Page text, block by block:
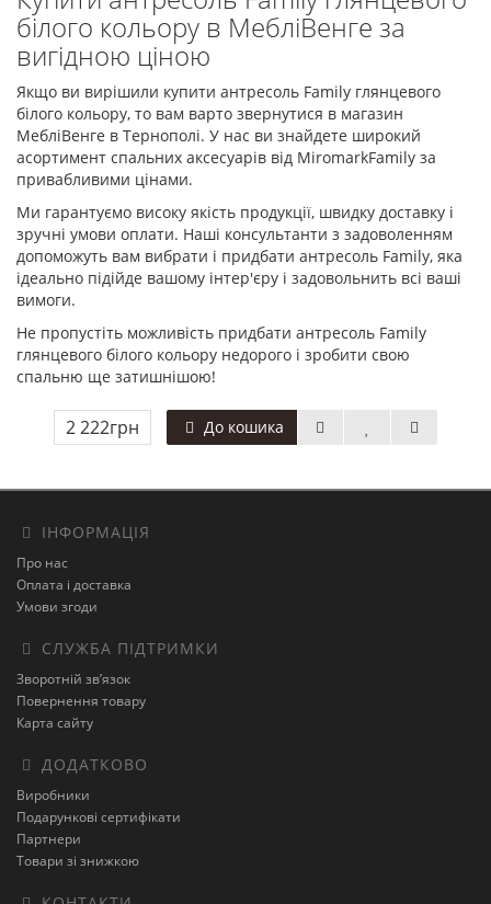
білого кольору в МебліВенге за
вигідною ціною
Якщо ви вирішили купити антресоль Family глянцевого
білого кольору, то вам варто звернутися в магазин
МебліВенге в Тернополі. У нас ви знайдете широкий
асортимент спальних аксесуарів від MiromarkFamily за
привабливими цінами.
Ми гарантуємо високу якість продукції, швидку доставку і
зручні умови оплати. Наші консультанти з задоволенням
допоможуть вам вибрати і придбати антресоль Family, яка
ідеально підійде вашому інтер'єру і задовольнить всі ваші
вимоги.
Не пропустіть можливість придбати антресоль Family
глянцевого білого кольору недорого і зробити свою
спальню ще затишнішою!
2 222грн До кошика
ІНФОРМАЦІЯ
Про нас
Оплата і доставка
Умови згоди
СЛУЖБА ПІДТРИМКИ
Зворотній зв’язок
Повернення товару
Карта сайту
ДОДАТКОВО
Виробники
Подарункові сертифікати
Партнери
Товари зі знижкою